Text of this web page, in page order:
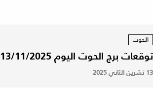
الحوت
توقعات برج الحوت اليوم 13/11/2025
13 تشرين الثاني 2025